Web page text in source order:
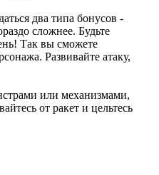
два типа бонусов -
сложнее. Будьте
Так вы сможете
Развивайте атаку,
или механизмами,
от ракет и цельтесь